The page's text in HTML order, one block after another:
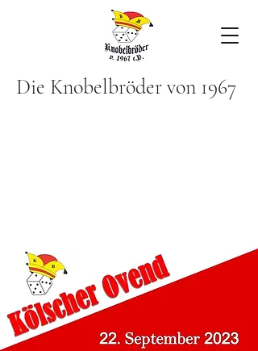
Die Knobelbröder von 1967